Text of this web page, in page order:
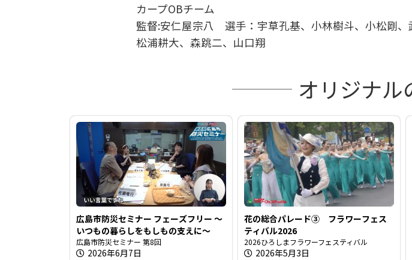
カープOBチーム
監督:安仁屋宗八 選手：宇草孔基、小林樹斗、小松剛、
松浦耕大、森跳二、山口翔
オリジナル
広島市防災セミナー フェーズフリー 〜
いつもの暮らしをもしもの支えに〜
広島市防災セミナー 第8回
2026年6月7日
花の総合パレード③ フラワーフェス
ティバル2026
2026ひろしまフラワーフェスティバル
2026年5月3日